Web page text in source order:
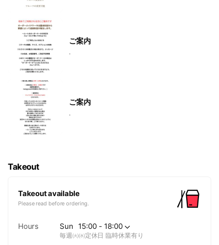
ご案内
.
ご案内
.
Takeout
Takeout available
Please read before ordering.
Hours Sun 15:00 - 18:00
毎週㈫㈬定休日 臨時休業有り